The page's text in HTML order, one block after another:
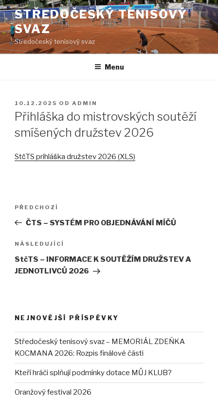
Přejít
k
obsahu
webu
STŘEDOČESKÝ TENISOVÝ
SVAZ
Středočeský tenisový svaz
Menu
PUBLIKOVÁNO
10.12.2025 OD ADMIN
Přihláška do mistrovských soutěží
smíšených družstev 2026
StčTS prihláška družstev 2026 (XLS)
Navigace
pro
příspěvek
Předchozí
příspěvek
PŘEDCHOZÍ
ČTS – SYSTÉM PRO OBJEDNÁVÁNÍ MÍČŮ
Následující
příspěvek
NÁSLEDUJÍCÍ
StčTS – INFORMACE K SOUTĚŽÍM DRUŽSTEV A
JEDNOTLIVCŮ 2026
NEJNOVĚJŠÍ PŘÍSPĚVKY
Středočeský tenisový svaz – MEMORIÁL ZDEŇKA
KOCMANA 2026: Rozpis finálové části
Kteří hráči splňují podmínky dotace MŮJ KLUB?
Oranžový festival 2026